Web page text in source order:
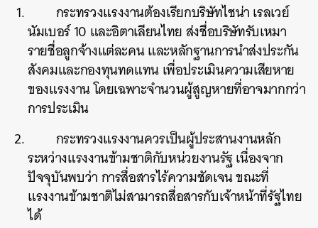
กระทรวงแรงงานต้องเรียกบริษัทไชน่า เรลเวย์
นัมเบอร์ 10 และอิตาเลียนไทย ส่งชื่อบริษัทรับเหมา
รายชื่อลูกจ้างแต่ละคน และหลักฐานการนำส่งประกัน
สังคมและกองทุนทดแทน เพื่อประเมินความเสียหาย
ของแรงงาน โดยเฉพาะจำนวนผู้สูญหายที่อาจมากกว่า
การประเมิน
กระทรวงแรงงานควรเป็นผู้ประสานงานหลัก
ระหว่างแรงงานข้ามชาติกับหน่วยงานรัฐ เนื่องจาก
ปัจจุบันพบว่า การสื่อสารไร้ความชัดเจน ขณะที่
แรงงานข้ามชาติไม่สามารถสื่อสารกับเจ้าหน้าที่รัฐไทย
ได้
SHARE TWEET LINE EMAIL